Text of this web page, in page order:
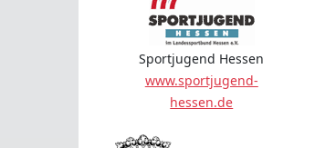
Sportjugend Hessen
www.sportjugend-
hessen.de